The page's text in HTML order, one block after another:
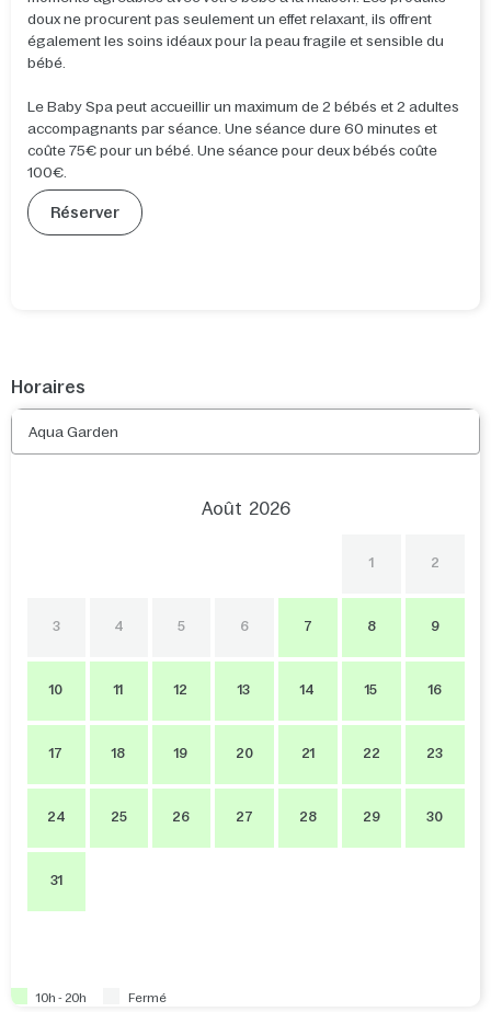
doux ne procurent pas seulement un effet relaxant, ils offrent
également les soins idéaux pour la peau fragile et sensible du
bébé.
Le Baby Spa peut accueillir un maximum de 2 bébés et 2 adultes
accompagnants par séance. Une séance dure 60 minutes et
coûte 75€ pour un bébé. Une séance pour deux bébés coûte
100€.
Réserver
Horaires
Aqua Garden
Août 2026
1 2
3 4 5 6 7 8 9
10 11 12 13 14 15 16
17 18 19 20 21 22 23
24 25 26 27 28 29 30
31
10h - 20h Fermé